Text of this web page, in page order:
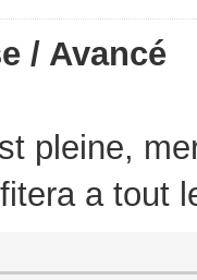
/ Avancé
pleine,
a tout